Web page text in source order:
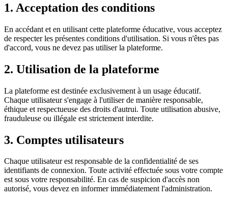
1. Acceptation des conditions
En accédant et en utilisant cette plateforme éducative, vous acceptez
de respecter les présentes conditions d'utilisation. Si vous n'êtes pas
d'accord, vous ne devez pas utiliser la plateforme.
2. Utilisation de la plateforme
La plateforme est destinée exclusivement à un usage éducatif.
Chaque utilisateur s'engage à l'utiliser de manière responsable,
éthique et respectueuse des droits d'autrui. Toute utilisation abusive,
frauduleuse ou illégale est strictement interdite.
3. Comptes utilisateurs
Chaque utilisateur est responsable de la confidentialité de ses
identifiants de connexion. Toute activité effectuée sous votre compte
est sous votre responsabilité. En cas de suspicion d'accès non
autorisé, vous devez en informer immédiatement l'administration.